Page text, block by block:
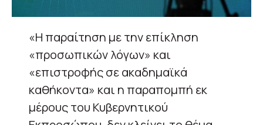
«Η παραίτηση με την επίκληση
«προσωπικών λόγων» και
«επιστροφής σε ακαδημαϊκά
καθήκοντα» και η παραπομπή εκ
μέρους του Κυβερνητικού